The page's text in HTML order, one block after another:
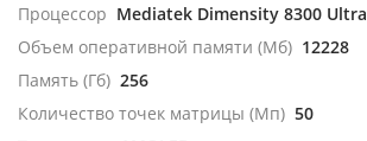
Процессор Mediatek Dimensity 8300 Ultra
Объем оперативной памяти (Мб) 12228
Память (Гб) 256
Количество точек матрицы (Мп) 50